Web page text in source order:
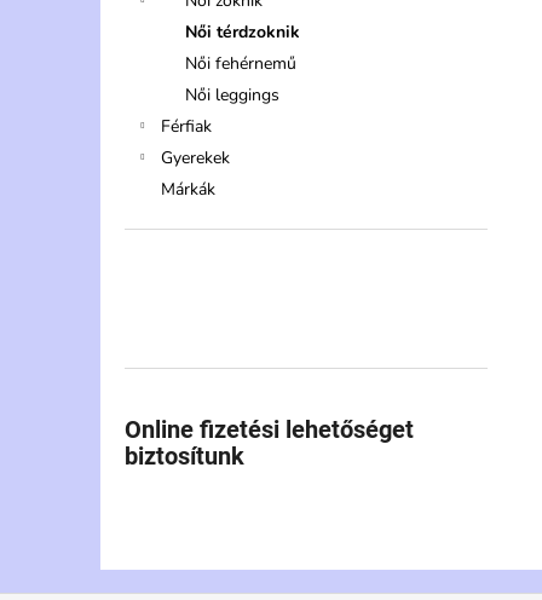
Női térdzoknik
Női fehérnemű
Női leggings
Férfiak
Gyerekek
Márkák
Online fizetési lehetőséget
biztosítunk